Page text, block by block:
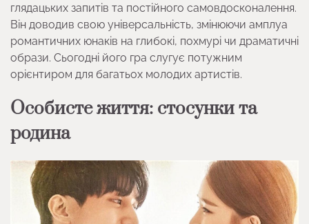
глядацьких запитів та постійного самовдосконалення.
Він доводив свою універсальність, змінюючи амплуа
романтичних юнаків на глибокі, похмурі чи драматичні
образи. Сьогодні його гра слугує потужним
орієнтиром для багатьох молодих артистів.
Особисте життя: стосунки та
родина